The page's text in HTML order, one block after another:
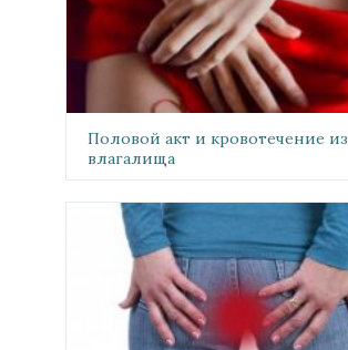
Половой акт и кровотечение из
влагалища